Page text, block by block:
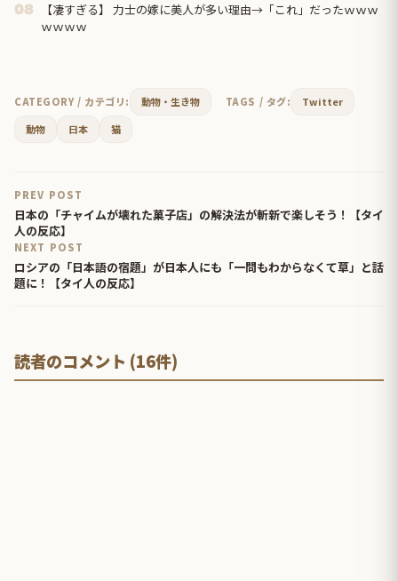
08
【凄すぎる】 力士の嫁に美人が多い理由→「これ」だったｗｗｗ
ｗｗｗｗ
CATEGORY / カテゴリ: 動物・生き物 TAGS / タグ:
Twitter
動物
日本 猫
PREV POST
日本の「チャイムが壊れた菓子店」の解決法が斬新で楽しそう！【タイ
人の反応】
NEXT POST
ロシアの「日本語の宿題」が日本人にも「一問もわからなくて草」と話
題に！【タイ人の反応】
読者のコメント (16件)